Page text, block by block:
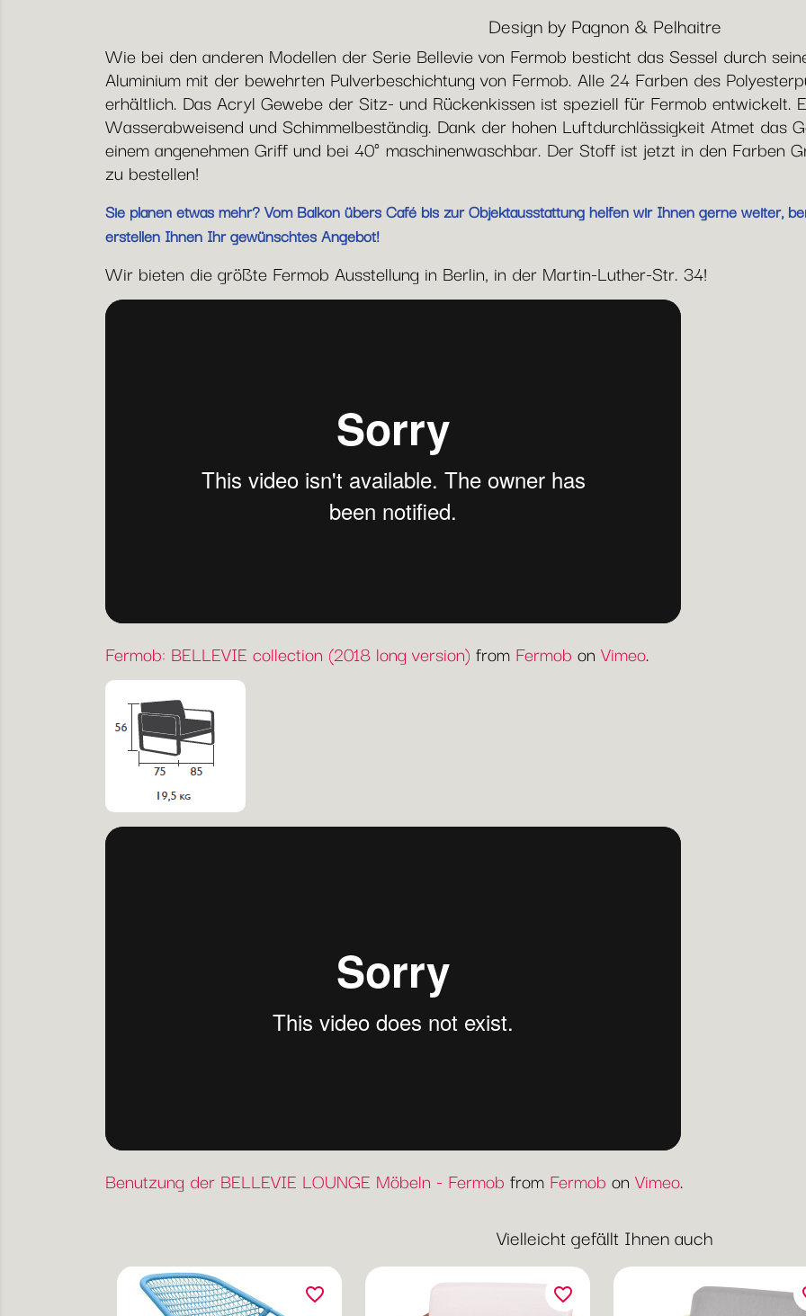
Design by Pagnon & Pelhaitre
Wie bei den anderen Modellen der Serie Bellevie von Fermob besticht das Sessel durch
Aluminium mit der bewehrten Pulverbeschichtung von Fermob. Alle 24 Farben des
erhältlich. Das Acryl Gewebe der Sitz- und Rückenkissen ist speziell für Fermob entwickelt.
Wasserabweisend und Schimmelbeständig. Dank der hohen Luftdurchlässigkeit Atmet das
einem angenehmen Griff und bei 40° maschinenwaschbar. Der Stoff ist jetzt in den Farben
zu bestellen!
Sie planen etwas mehr? Vom Balkon übers Café bis zur Objektausstattung helfen wir Ihnen gerne weiter,
erstellen Ihnen Ihr gewünschtes Angebot!
Wir bieten die größte Fermob Ausstellung in Berlin, in der Martin-Luther-Str. 34!
Fermob: BELLEVIE collection (2018 long version) from Fermob on Vimeo.
Benutzung der BELLEVIE LOUNGE Möbeln - Fermob from Fermob on Vimeo.
Vielleicht gefällt Ihnen auch
favorite_border favorite_border